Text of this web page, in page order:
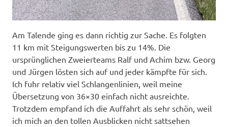
Am Talende ging es dann richtig zur Sache. Es folgten
11 km mit Steigungswerten bis zu 14%. Die
ursprünglichen Zweierteams Ralf und Achim bzw. Georg
und Jürgen lösten sich auf und jeder kämpfte für sich.
Ich fuhr relativ viel Schlangenlinien, weil meine
Übersetzung von 36×30 einfach nicht ausreichte.
Trotzdem empfand ich die Auffahrt als sehr schön, weil
ich mich an den tollen Ausblicken nicht sattsehen